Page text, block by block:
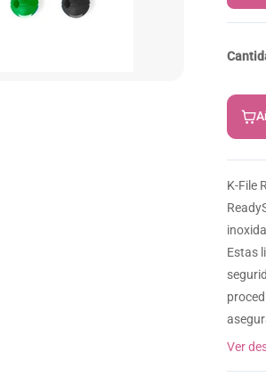
K-File
Estas
Ver